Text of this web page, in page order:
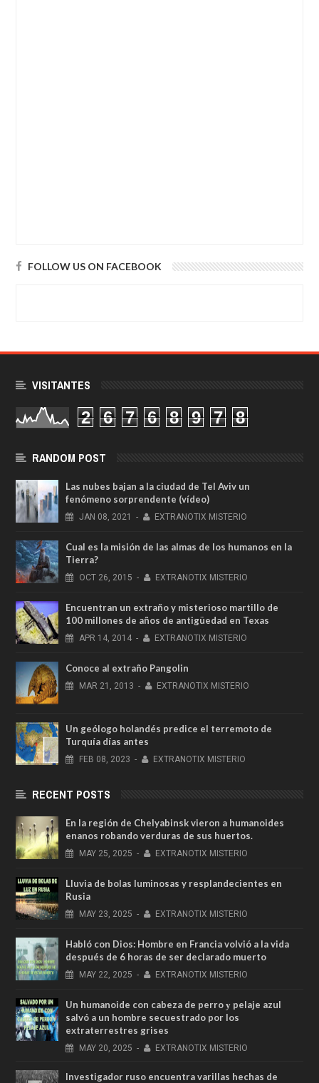
FOLLOW US ON FACEBOOK
VISITANTES
2 6 7 6 8 9 7 8
RANDOM POST
Las nubes bajan a la ciudad de Tel Aviv un
fenómeno sorprendente (vídeo)
JAN 08, 2021 - EXTRANOTIX MISTERIO
Cual es la misión de las almas de los humanos en la
Tierra?
OCT 26, 2015 - EXTRANOTIX MISTERIO
Encuentran un extraño y misterioso martillo de
100 millones de años de antigüedad en Texas
APR 14, 2014 - EXTRANOTIX MISTERIO
Conoce al extraño Pangolin
MAR 21, 2013 - EXTRANOTIX MISTERIO
Un geólogo holandés predice el terremoto de
Turquía días antes
FEB 08, 2023 - EXTRANOTIX MISTERIO
RECENT POSTS
En la región de Chelyabinsk vieron a humanoides
enanos robando verduras de sus huertos.
MAY 25, 2025 - EXTRANOTIX MISTERIO
Lluvia de bolas luminosas y resplandecientes en
Rusia
MAY 23, 2025 - EXTRANOTIX MISTERIO
Habló con Dios: Hombre en Francia volvió a la vida
después de 6 horas de ser declarado muerto
MAY 22, 2025 - EXTRANOTIX MISTERIO
Un humanoide con cabeza de perro у pelaje azul
salvó a un hombre secuestrado por los
extraterrestres grises
MAY 20, 2025 - EXTRANOTIX MISTERIO
Investigador ruso encuentra varillas hechas de